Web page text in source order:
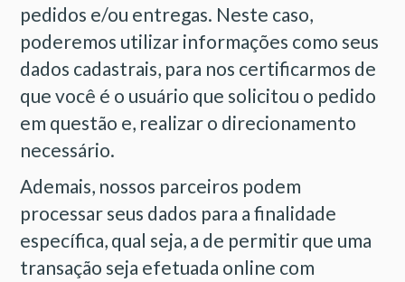
pedidos e/ou entregas. Neste caso,
poderemos utilizar informações como seus
dados cadastrais, para nos certificarmos de
que você é o usuário que solicitou o pedido
em questão e, realizar o direcionamento
necessário.
Ademais, nossos parceiros podem
processar seus dados para a finalidade
específica, qual seja, a de permitir que uma
transação seja efetuada online com